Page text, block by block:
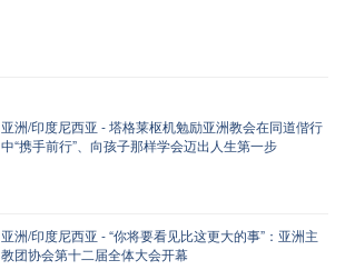
亚洲/印度尼西亚 - 塔格莱枢机勉励亚洲教会在同道偕行
中“携手前行”、向孩子那样学会迈出人生第一步
亚洲/印度尼西亚 - “你将要看见比这更大的事”：亚洲主
教团协会第十二届全体大会开幕